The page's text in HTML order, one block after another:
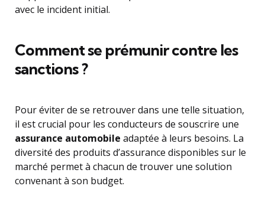
avec le incident initial.
Comment se prémunir contre les
sanctions ?
Pour éviter de se retrouver dans une telle situation,
il est crucial pour les conducteurs de souscrire une
assurance automobile adaptée à leurs besoins. La
diversité des produits d’assurance disponibles sur le
marché permet à chacun de trouver une solution
convenant à son budget.